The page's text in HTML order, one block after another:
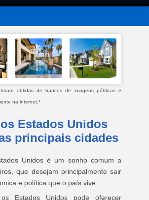
obtidas de bancos de imagens públicas e
na internet.*
Estados Unidos
principais cidades
Unidos é um sonho comum a
que desejam principalmente sair
e política que o país vive.
Estados Unidos pode oferecer